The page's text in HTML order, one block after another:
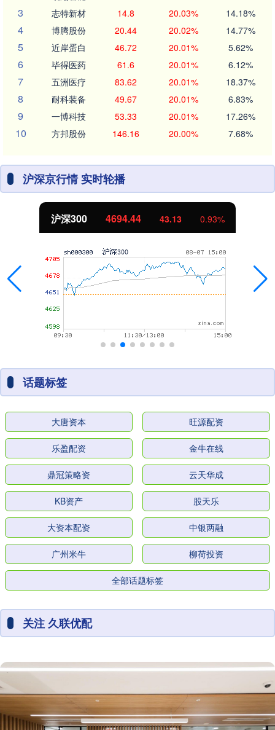
3 志特新材 14.8 20.03% 14.18%
4 博腾股份 20.44 20.02% 14.77%
5 近岸蛋白 46.72 20.01% 5.62%
6 毕得医药 61.6 20.01% 6.12%
7 五洲医疗 83.62 20.01% 18.37%
8 耐科装备 49.67 20.01% 6.83%
9 一博科技 53.33 20.01% 17.26%
10 方邦股份 146.16 20.00% 7.68%
沪深京行情 实时轮播
沪深300 4694.44 43.13 0.93%
话题标签
大唐资本 旺源配资
乐盈配资 金牛在线
鼎冠策略资 云天华成
KB资产 股天乐
大资本配资 中银两融
广州米牛 柳荷投资
全部话题标签
关注 久联优配